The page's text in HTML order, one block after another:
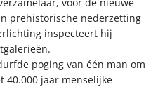
prehistorische nederzetting
inspecteert hij
poging van één man om
40.000 jaar menselijke